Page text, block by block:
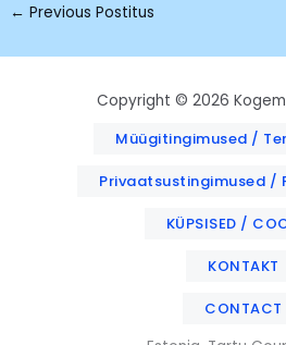
← Previous Postitus
Copyright © 2026
Müügitingimused /
Privaatsustingimused /
KÜPSISED /
KONTAKT
CONTACT